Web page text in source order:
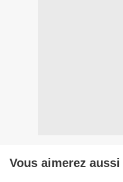
Vous aimerez aussi